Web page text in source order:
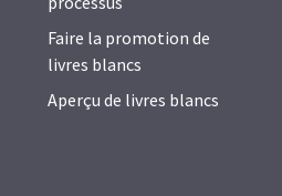
Faire la promotion de
livres blancs
Aperçu de livres blancs